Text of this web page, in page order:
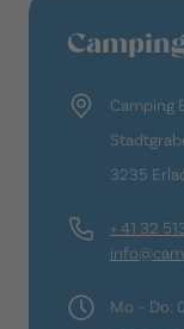
Camping
3235
+ 41 32
Mo – Do: